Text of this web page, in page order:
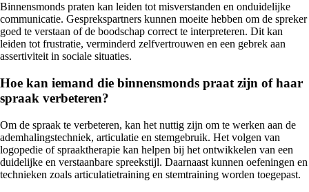
Binnensmonds praten kan leiden tot misverstanden en onduidelijke
communicatie. Gesprekspartners kunnen moeite hebben om de spreker
goed te verstaan of de boodschap correct te interpreteren. Dit kan
leiden tot frustratie, verminderd zelfvertrouwen en een gebrek aan
assertiviteit in sociale situaties.
Hoe kan iemand die binnensmonds praat zijn of haar
spraak verbeteren?
Om de spraak te verbeteren, kan het nuttig zijn om te werken aan de
ademhalingstechniek, articulatie en stemgebruik. Het volgen van
logopedie of spraaktherapie kan helpen bij het ontwikkelen van een
duidelijke en verstaanbare spreekstijl. Daarnaast kunnen oefeningen en
technieken zoals articulatietraining en stemtraining worden toegepast.